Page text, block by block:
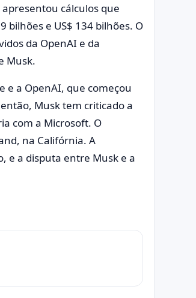
cálculos que
bilhões e US$ 134 bilhões. O
da OpenAI e da
Musk.
e a OpenAI, que começou
Musk tem criticado a
com a Microsoft. O
na Califórnia. A
e a disputa entre Musk e a